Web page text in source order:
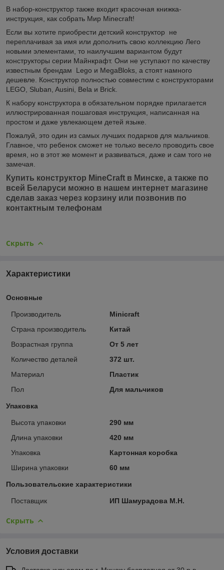
В набор-конструктор также входит красочная книжка-
инструкция, как собрать Мир Minecraft!
Если вы хотите приобрести детский конструктор не
переплачивая за имя или дополнить свою коллекцию Лего
новыми элементами, то наилучшим вариантом будут
конструкторы серии Майнкрафт. Они не уступают по качеству
известным брендам Lego и MegaBloks, а стоят намного
дешевле. Конструктор полностью совместим с конструкторами
LEGO, Sluban, Ausini, Bela и Brick.
К набору конструктора в обязательном порядке прилагается
иллюстрированная пошаговая инструкция, написанная на
простом и даже увлекающем детей языке.
Пожалуй, это один из самых лучших подарков для мальчиков.
Главное, что ребенок сможет не только весело проводить свое
время, но в этот же момент и развиваться, даже и сам того не
замечая.
Купить конструктор MineCraft в Минске, а также по
всей Беларуси можно в нашем интернет магазине
сделав заказ через корзину или позвонив по
контактным телефонам
Скрыть
Характеристики
Основные
Производитель
Minicraft
Страна производитель
Китай
Возрастная группа
От 5 лет
Количество деталей
372 шт.
Материал
Пластик
Пол
Для мальчиков
Упаковка
Высота упаковки
290 мм
Длина упаковки
420 мм
Упаковка
Картонная коробка
Ширина упаковки
60 мм
Пользовательские характеристики
Поставщик ИП Шамурадова М.Н.
Скрыть
Условия доставки